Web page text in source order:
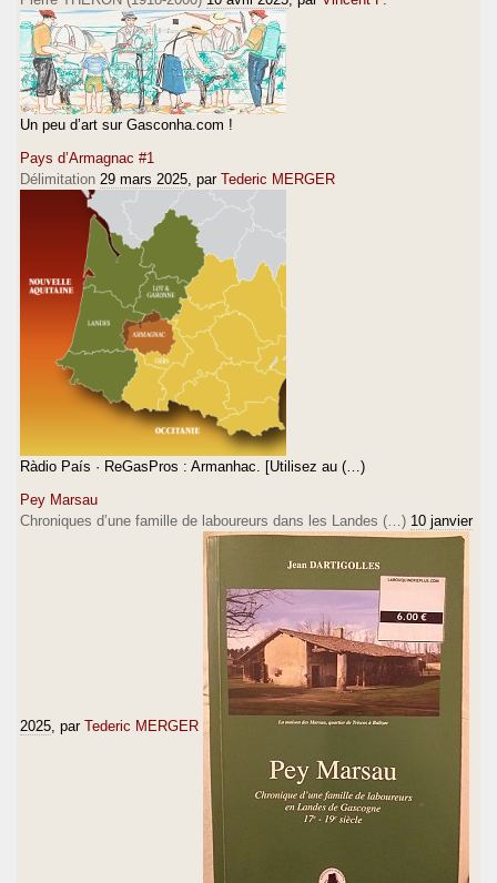
Un peu d’art sur Gasconha.com !
Pays d’Armagnac #1
Délimitation 29 mars 2025 , par Tederic MERGER
Ràdio País · ReGasPros : Armanhac. [Utilisez au (…)
Pey Marsau
Chroniques d’une famille de laboureurs dans les Landes (…) 10 janvier
2025 , par Tederic MERGER